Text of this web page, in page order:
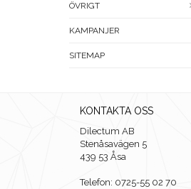
ÖVRIGT
KAMPANJER
SITEMAP
KONTAKTA OSS
Dilectum AB
Stenåsavägen 5
439 53 Åsa
Telefon: 0725-55 02 70